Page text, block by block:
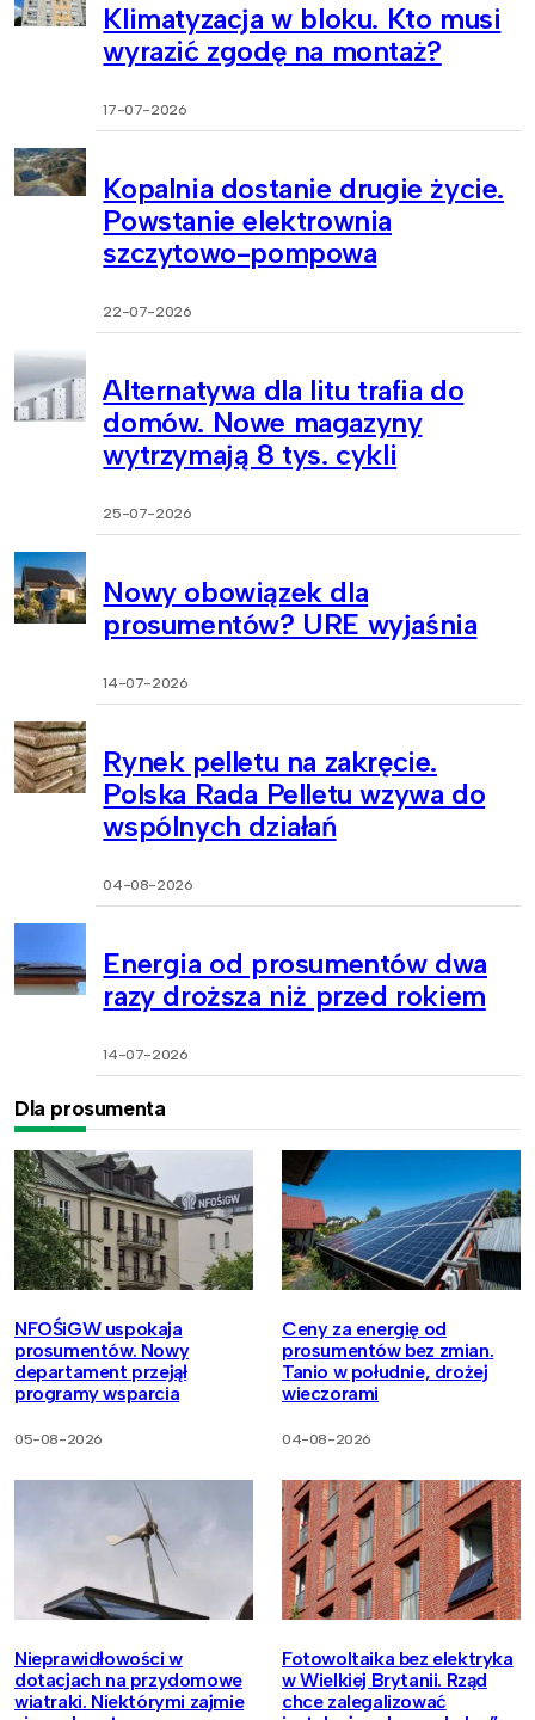
Klimatyzacja w bloku. Kto musi
wyrazić zgodę na montaż?
17-07-2026
Kopalnia dostanie drugie życie.
Powstanie elektrownia
szczytowo-pompowa
22-07-2026
Alternatywa dla litu trafia do
domów. Nowe magazyny
wytrzymają 8 tys. cykli
25-07-2026
Nowy obowiązek dla
prosumentów? URE wyjaśnia
14-07-2026
Rynek pelletu na zakręcie.
Polska Rada Pelletu wzywa do
wspólnych działań
04-08-2026
Energia od prosumentów dwa
razy droższa niż przed rokiem
14-07-2026
Dla prosumenta
NFOŚiGW uspokaja
prosumentów. Nowy
departament przejął
programy wsparcia
05-08-2026
Ceny za energię od
prosumentów bez zmian.
Tanio w południe, drożej
wieczorami
04-08-2026
Nieprawidłowości w
dotacjach na przydomowe
wiatraki. Niektórymi zajmie
Fotowoltaika bez elektryka
w Wielkiej Brytanii. Rząd
chce zalegalizować